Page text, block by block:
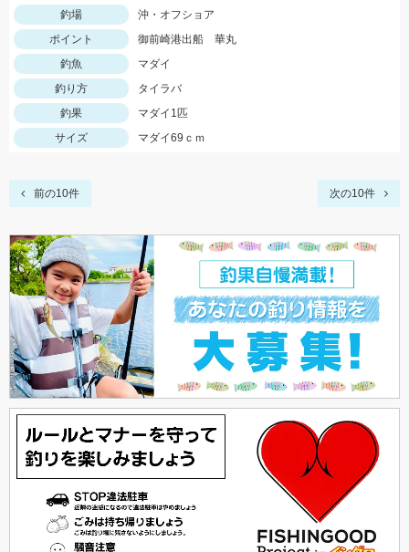
釣場
沖・オフショア
ポイント
御前崎港出船 華丸
釣魚
マダイ
釣り方
タイラバ
釣果
マダイ1匹
サイズ
マダイ69ｃｍ
前の10件 次の10件